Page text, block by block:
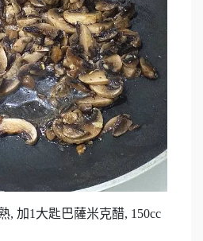
, 加1大匙巴薩米克醋, 150cc